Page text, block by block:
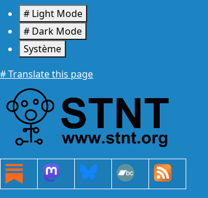
Aller au contenu principal
# Light Mode
# Dark Mode
Système
# Translate this page